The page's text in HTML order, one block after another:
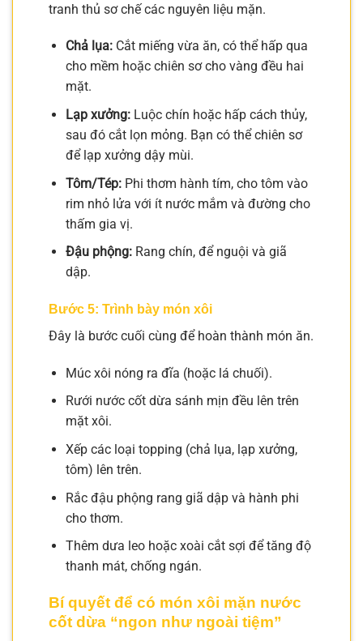
tranh thủ sơ chế các nguyên liệu mặn.
Chả lụa:Cắt miếng vừa ăn, có thể hấp qua
cho mềm hoặc chiên sơ cho vàng đều hai
mặt.
Lạp xưởng:Luộc chín hoặc hấp cách thủy,
sau đó cắt lọn mỏng. Bạn có thể chiên sơ
để lạp xưởng dậy mùi.
Tôm/Tép:Phi thơm hành tím, cho tôm vào
rim nhỏ lửa với ít nước mắm và đường cho
thấm gia vị.
Đậu phộng:Rang chín, để nguội và giã
dập.
Bước 5: Trình bày món xôi
Đây là bước cuối cùng để hoàn thành món ăn.
Múc xôi nóng ra đĩa (hoặc lá chuối).
Rưới nước cốt dừa sánh mịn đều lên trên
mặt xôi.
Xếp các loại topping (chả lụa, lạp xưởng,
tôm) lên trên.
Rắc đậu phộng rang giã dập và hành phi
cho thơm.
Thêm dưa leo hoặc xoài cắt sợi để tăng độ
thanh mát, chống ngán.
Bí quyết để có món xôi mặn nước
cốt dừa “ngon như ngoài tiệm”